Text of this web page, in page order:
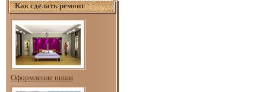
Как сделать ремонт
Оформление ниши